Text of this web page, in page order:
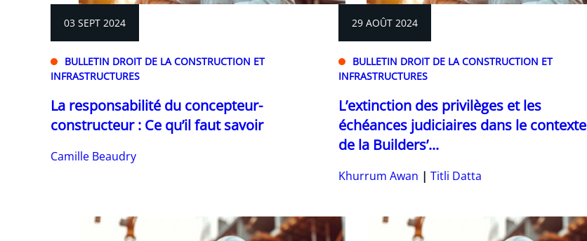
03 SEPT 2024
BULLETIN DROIT DE LA CONSTRUCTION ET
INFRASTRUCTURES
La responsabilité du concepteur-
constructeur : Ce qu’il faut savoir
Camille Beaudry
29 AOÛT 2024
BULLETIN DROIT DE LA CONSTRUCTION ET
INFRASTRUCTURES
L’extinction des privilèges et les
échéances judiciaires dans le contexte
de la Builders’...
Khurrum Awan Titli Datta